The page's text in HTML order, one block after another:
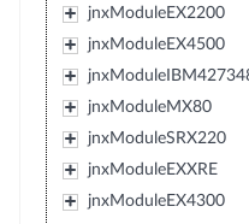
jnxModuleEX2200
jnxModuleEX4500
jnxModuleMX80
jnxModuleSRX220
jnxModuleEXXRE
jnxModuleEX4300